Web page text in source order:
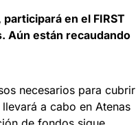
en el FIRST
Aún están recaudando
necesarios para cubrir
a cabo en Atenas